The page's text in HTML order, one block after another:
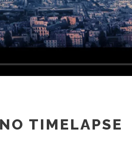
TIMELAPSE